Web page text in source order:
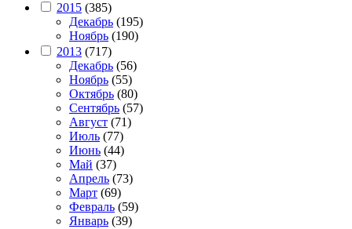
2015 (385)
Декабрь (195)
Ноябрь (190)
2013 (717)
Декабрь (56)
Ноябрь (55)
Октябрь (80)
Сентябрь (57)
Август (71)
Июль (77)
Июнь (44)
Май (37)
Апрель (73)
Март (69)
Февраль (59)
Январь (39)